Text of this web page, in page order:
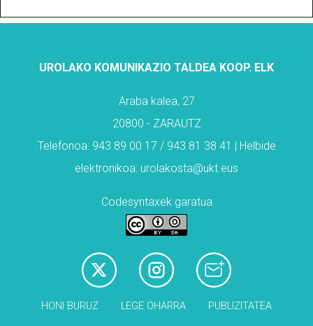
UROLAKO KOMUNIKAZIO TALDEA KOOP. ELK
Araba kalea, 27
20800 - ZARAUTZ
Telefonoa: 943 89 00 17 / 943 81 38 41 | Helbide
elektronikoa: urolakosta@ukt.eus
Codesyntaxek garatua
HONI BURUZ LEGE OHARRA PUBLIZITATEA